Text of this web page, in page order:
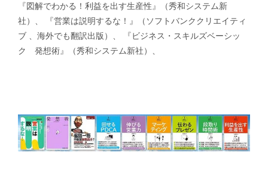
『図解でわかる！利益を出す生産性』（秀和システム新
社）、 『営業は説明するな！』（ソフトバンククリエイティ
ブ 、海外でも翻訳出版）、 『ビジネス・スキルズベーシッ
ク 発想術』（秀和システム新社）、